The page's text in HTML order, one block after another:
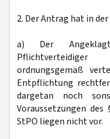
2. Der Antrag hat in
a) Der
ordnungsgemäß
Entpflichtung
dargetan noch
Voraussetzungen des
StPO liegen nicht vor.